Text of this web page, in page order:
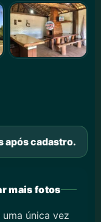
após cadastro.
mais fotos
única vez